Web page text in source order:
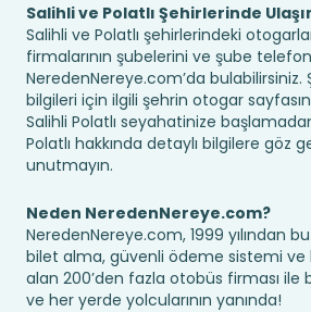
Salihli ve Polatlı Şehirlerinde
Salihli ve Polatlı şehirlerindeki
firmalarının şubelerini ve şube
NeredenNereye.com’da bulabilirsiniz.
bilgileri için ilgili şehrin otogar
Salihli Polatlı seyahatinize
Polatlı hakkında detaylı bilgilere göz
unutmayın.
Neden NeredenNereye.com?
NeredenNereye.com, 1999 yılından
bilet alma, güvenli ödeme sistemi ve
alan 200’den fazla otobüs firması ile
ve her yerde yolcularının yanında!